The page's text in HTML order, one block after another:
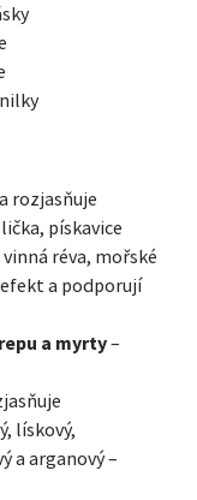
rozjasňuje
pískavice
réva, mořské
a podporují
a myrty–
lískový,
a arganový –